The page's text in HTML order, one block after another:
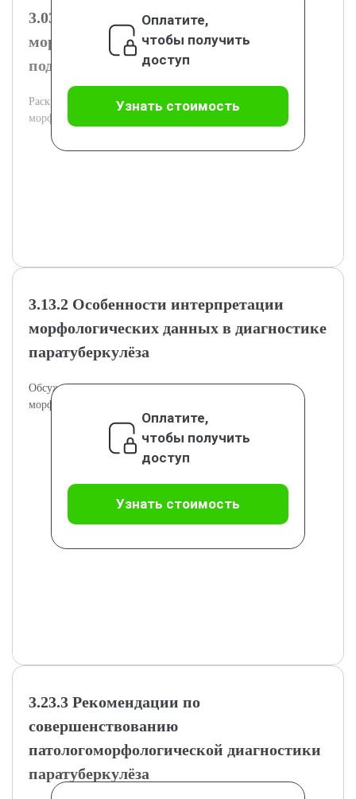
3.03.1 Организация и проведение
морфологического исследования при
подозрении на паратуберкулёз
Раскрываются практические шаги организации
морфологического изучения тканей при паратуберкулёзе.
Оплатите,
чтобы получить
доступ
Узнать стоимость
3.13.2 Особенности интерпретации
морфологических данных в диагностике
паратуберкулёза
Обсуждаются правила и трудности трактовки
морфологических изменений при паратуберкулёзе.
Оплатите,
чтобы получить
доступ
Узнать стоимость
3.23.3 Рекомендации по
совершенствованию
патологоморфологической диагностики
паратуберкулёза